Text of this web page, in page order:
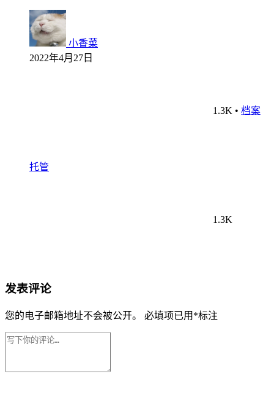
小香菜
2022年4月27日
1.3K • 档案
托管
1.3K
发表评论
您的电子邮箱地址不会被公开。 必填项已用 *标注